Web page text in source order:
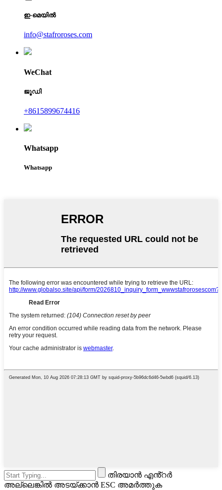
ഇ-മെയിൽ
info@stafroroses.com
WeChat
ജൂഡി
+8615899674416
Whatsapp
Whatsapp
തിരയാൻ എൻ്റർ
അല്ലെങ്കിൽ അടയ്ക്കാൻ ESC അമർത്തുക